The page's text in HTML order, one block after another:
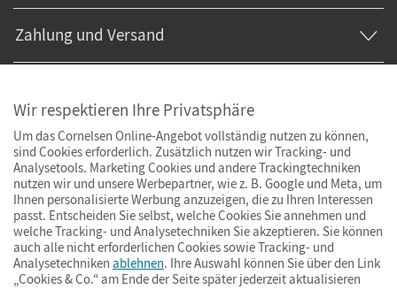
Zahlung und Versand
ImpressumAGBDatenschutzBarrierefreiheitCookies & Co.
Wir respektieren Ihre Privatsphäre
Um das Cornelsen Online-Angebot vollständig nutzen zu können,
sind Cookies erforderlich. Zusätzlich nutzen wir Tracking- und
Analysetools. Marketing Cookies und andere Trackingtechniken
nutzen wir und unsere Werbepartner, wie z. B. Google und Meta, um
Ihnen personalisierte Werbung anzuzeigen, die zu Ihren Interessen
passt. Entscheiden Sie selbst, welche Cookies Sie annehmen und
welche Tracking- und Analysetechniken Sie akzeptieren. Sie können
auch alle nicht erforderlichen Cookies sowie Tracking- und
Analysetechniken ablehnen. Ihre Auswahl können Sie über den Link
„Cookies & Co.“ am Ende der Seite später jederzeit aktualisieren